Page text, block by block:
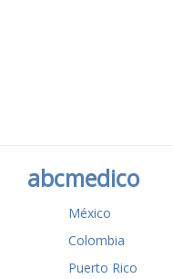
abcmedico
México
Colombia
Puerto Rico